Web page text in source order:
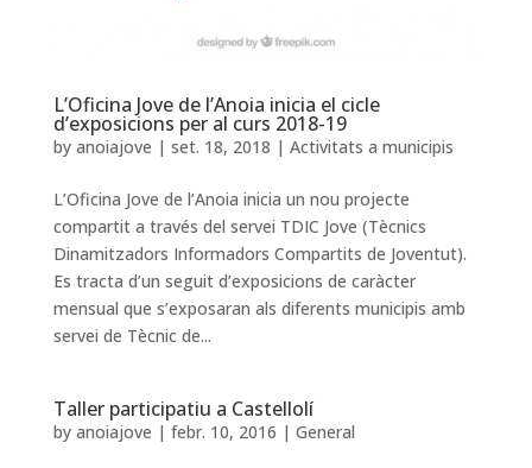
L’Oficina Jove de l’Anoia inicia el cicle
d’exposicions per al curs 2018-19
by anoiajove | set. 18, 2018 | Activitats a municipis
L’Oficina Jove de l’Anoia inicia un nou projecte
compartit a través del servei TDIC Jove (Tècnics
Dinamitzadors Informadors Compartits de Joventut).
Es tracta d’un seguit d’exposicions de caràcter
mensual que s’exposaran als diferents municipis amb
servei de Tècnic de...
Taller participatiu a Castellolí
by anoiajove | febr. 10, 2016 | General